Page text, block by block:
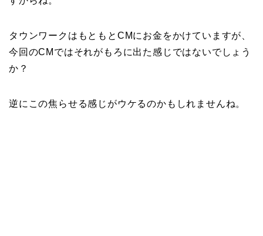
タウンワークはもともとCMにお金をかけていますが、
今回のCMではそれがもろに出た感じではないでしょう
か？
逆にこの焦らせる感じがウケるのかもしれませんね。